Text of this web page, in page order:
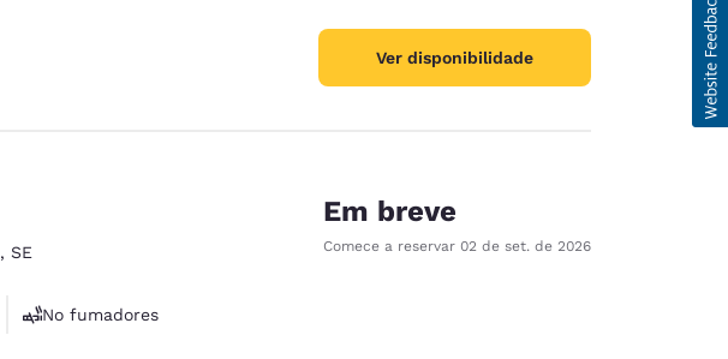
Ver disponibilidade
, SE
No fumadores
Em breve
Comece a reservar 02 de set. de 2026